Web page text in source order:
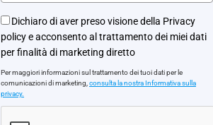
Dichiaro di aver preso visione della Privacy
policy e acconsento al trattamento dei miei dati
per finalità di marketing diretto
Per maggiori informazioni sul trattamento dei tuoi dati per le
comunicazioni di marketing, consulta la nostra Informativa sulla
privacy.